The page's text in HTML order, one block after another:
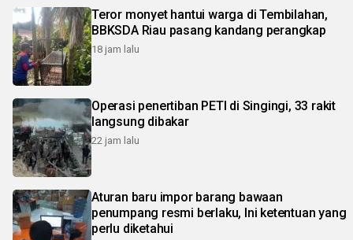
Teror monyet hantui warga di Tembilahan,
BBKSDA Riau pasang kandang perangkap
18 jam lalu
Operasi penertiban PETI di Singingi, 33 rakit
langsung dibakar
22 jam lalu
Aturan baru impor barang bawaan
penumpang resmi berlaku, Ini ketentuan yang
perlu diketahui